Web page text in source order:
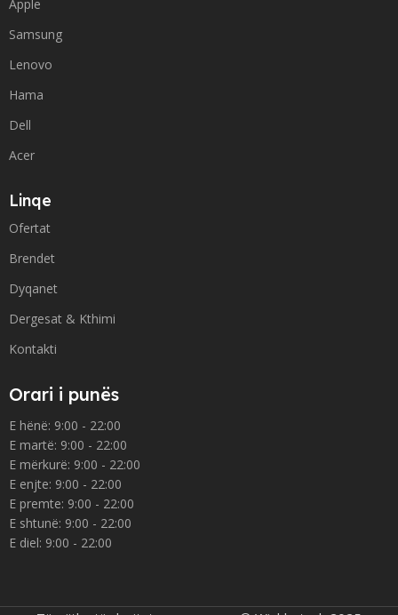
Apple
Samsung
Lenovo
Hama
Dell
Acer
Linqe
Ofertat
Brendet
Dyqanet
Dergesat & Kthimi
Kontakti
Orari i punës
E hënë: 9:00 - 22:00
E martë: 9:00 - 22:00
E mërkurë: 9:00 - 22:00
E enjte: 9:00 - 22:00
E premte: 9:00 - 22:00
E shtunë: 9:00 - 22:00
E diel: 9:00 - 22:00